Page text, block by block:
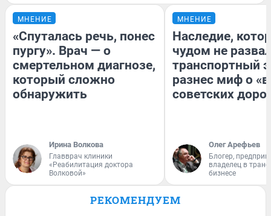
МНЕНИЕ
«Спуталась речь, понес
пургу». Врач — о
смертельном диагнозе,
который сложно
обнаружить
Ирина Волкова
Главврач клиники
«Реабилитация доктора
Волковой»
МНЕНИЕ
Наследие,
чудом не
транспортный
разнес миф о
советских
Олег Арефьев
Блогер,
владелец в
бизнесе
РЕКОМЕНДУЕМ